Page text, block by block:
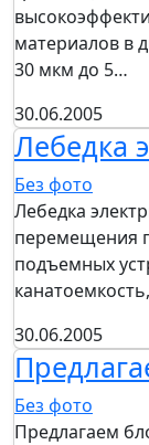
материалов в
30 мкм до 5…
30.06.2005
Лебедка
Без фото
Лебедка
перемещения
подъемных
30.06.2005
Без фото
Предлагаем